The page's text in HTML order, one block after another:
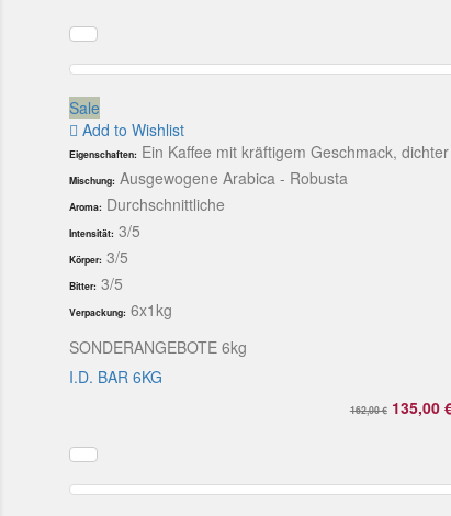
Sale
Add to Wishlist
Eigenschaften: Ein Kaffee mit kräftigem Geschmack,
Mischung: Ausgewogene Arabica - Robusta
Aroma: Durchschnittliche
Intensität: 3/5
Körper: 3/5
Bitter: 3/5
Verpackung: 6x1kg
SONDERANGEBOTE 6kg
I.D. BAR 6KG
162,00 € 135,00